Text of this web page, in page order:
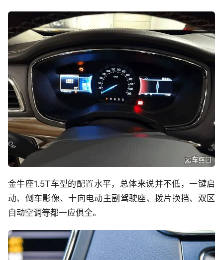
金牛座1.5T车型的配置水平，总体来说并不低，一键启
动、倒车影像、十向电动主副驾驶座、拨片换挡、双区
自动空调等都一应俱全。